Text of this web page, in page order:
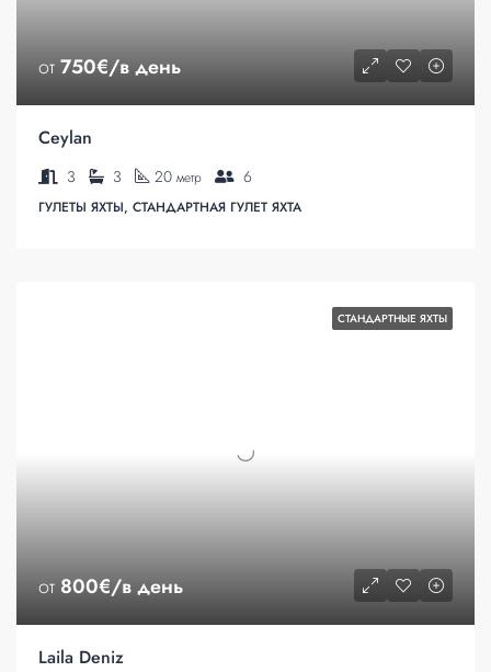
от750€/в день
Ceylan
3 3 20 метр 6
ГУЛЕТЫ ЯХТЫ, СТАНДАРТНАЯ ГУЛЕТ ЯХТА
СТАНДАРТНЫЕ ЯХТЫ
от 800€/в день
Laila Deniz